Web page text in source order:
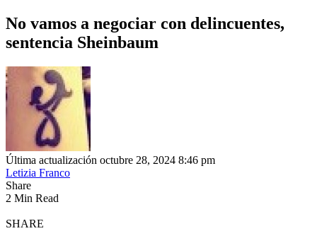
No vamos a negociar con delincuentes,
sentencia Sheinbaum
Última actualización octubre 28, 2024 8:46 pm
Letizia Franco
Share
2 Min Read
SHARE